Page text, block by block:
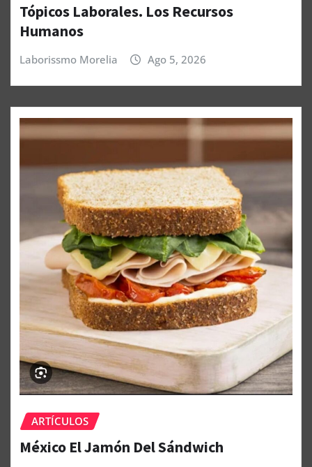
Tópicos Laborales. Los Recursos
Humanos
Laborissmo Morelia Ago 5, 2026
ARTÍCULOS
México El Jamón Del Sándwich